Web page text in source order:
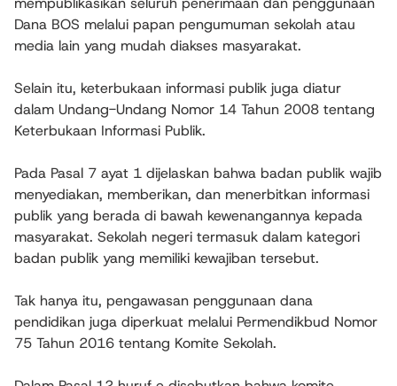
Dana BOS melalui papan pengumuman sekolah atau
media lain yang mudah diakses masyarakat.
Selain itu, keterbukaan informasi publik juga diatur
dalam Undang-Undang Nomor 14 Tahun 2008 tentang
Keterbukaan Informasi Publik.
Pada Pasal 7 ayat 1 dijelaskan bahwa badan publik wajib
menyediakan, memberikan, dan menerbitkan informasi
publik yang berada di bawah kewenangannya kepada
masyarakat. Sekolah negeri termasuk dalam kategori
badan publik yang memiliki kewajiban tersebut.
Tak hanya itu, pengawasan penggunaan dana
pendidikan juga diperkuat melalui Permendikbud Nomor
75 Tahun 2016 tentang Komite Sekolah.